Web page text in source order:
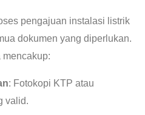
pengajuan instalasi listrik
dokumen yang diperlukan.
mencakup:
: Fotokopi KTP atau
valid.